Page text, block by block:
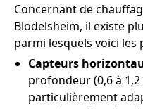
Concernant de
Blodelsheim, il existe
parmi lesquels voici les
Capteurs
profondeur (0,6 à
particulièrement